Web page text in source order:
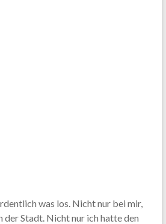
was los. Nicht nur bei mir,
der Stadt. Nicht nur ich hatte den